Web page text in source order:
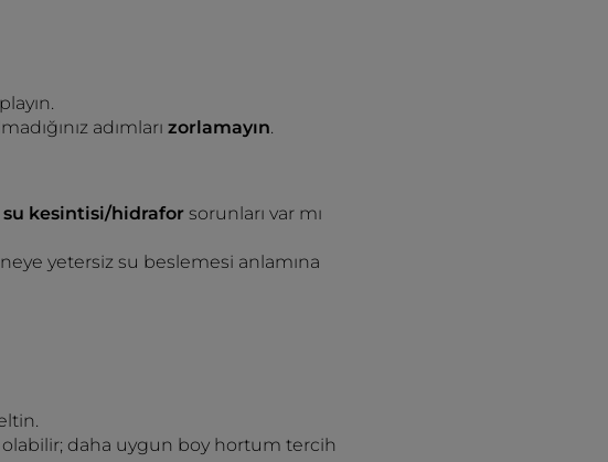
adımları zorlamayın.
su kesintisi/hidrafor sorunları var mı
yetersiz su beslemesi anlamına
olabilir; daha uygun boy hortum tercih